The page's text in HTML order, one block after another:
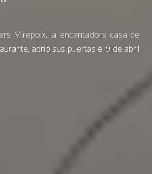
Mirepoix, la encantadora casa de
abrió sus puertas el 9 de abril